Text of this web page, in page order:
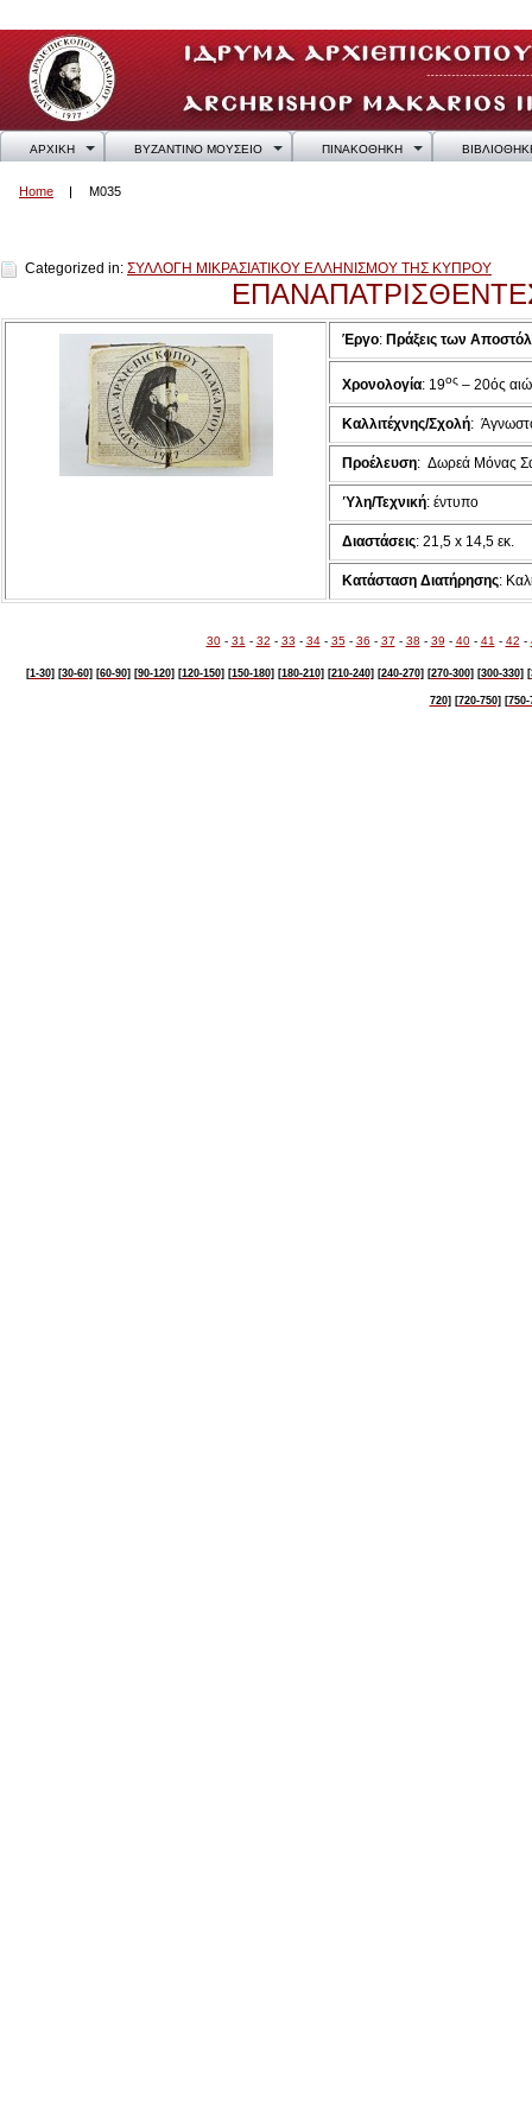
ΑΡΧΙΚΗ ΒΥΖΑΝΤΙΝΟ ΜΟΥΣΕΙΟ ΠΙΝΑΚΟΘΗΚΗ
Home M035
Categorized in: ΣΥΛΛΟΓΗ ΜΙΚΡΑΣΙΑΤΙΚΟΥ ΕΛΛΗΝΙΣΜΟΥ ΤΗΣ ΚΥΠΡΟΥ
Έργο: Πράξεις των
Χρονολογία: 19ος – 20ός
Καλλιτέχνης/Σχολή:
Προέλευση: Δωρεά Μόνας
Ύλη/Τεχνική: έντυπο
Διαστάσεις: 21,5 x 14,5 εκ.
Κατάσταση Διατήρησης:
30- 31 - 32 - 33 - 34- 35- 36 - 37 - 38 - 39 - 40- 41 - 42 -
[1-30] [30-60] [60-90] [90-120] [120-150] [150-180] [180-210] [210-240] [240-270] [270-300] [300-330]
720] [720-750] [750-